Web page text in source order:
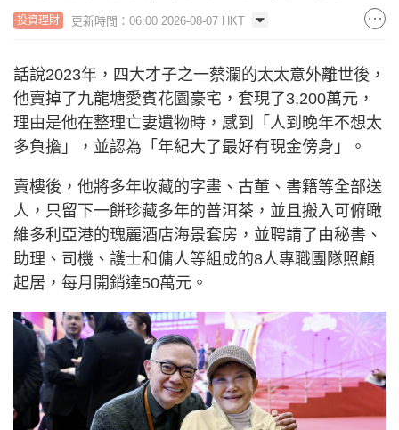
投資理財 更新時間：06:00 2026-08-07 HKT
話說2023年，四大才子之一蔡瀾的太太意外離世後，
他賣掉了九龍塘愛賓花園豪宅，套現了3,200萬元，
理由是他在整理亡妻遺物時，感到「人到晚年不想太
多負擔」，並認為「年紀大了最好有現金傍身」。
賣樓後，他將多年收藏的字畫、古董、書籍等全部送
人，只留下一餅珍藏多年的普洱茶，並且搬入可俯瞰
維多利亞港的瑰麗酒店海景套房，並聘請了由秘書、
助理、司機、護士和傭人等組成的8人專職團隊照顧
起居，每月開銷達50萬元。